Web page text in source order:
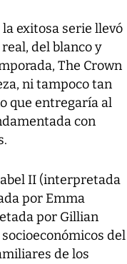
exitosa serie llevó
del blanco y
The Crown
ni tampoco tan
que entregaría al
con
II (interpretada
por Emma
por Gillian
del
de los